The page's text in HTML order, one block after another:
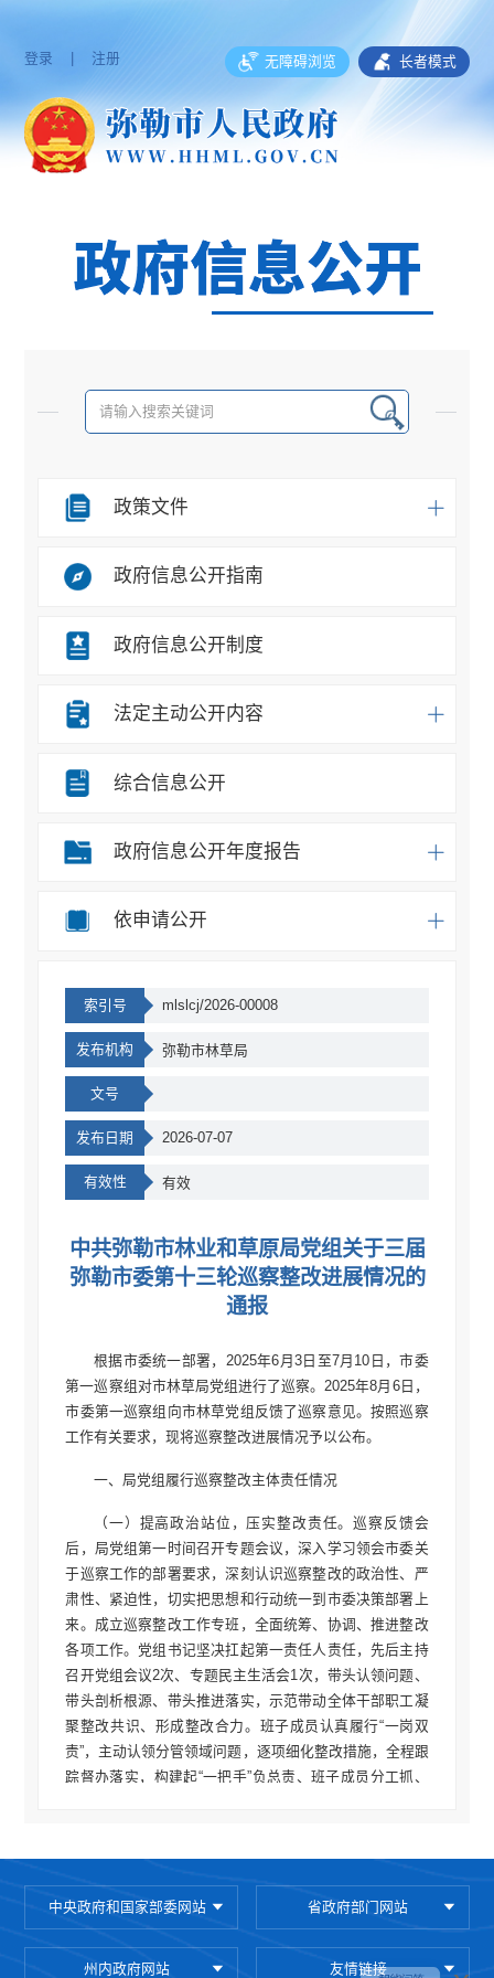
登录 | 注册 无障碍浏览 长者模式
政策文件
政府信息公开指南
政府信息公开制度
法定主动公开内容
综合信息公开
政府信息公开年度报告
依申请公开
索引号 mlslcj/2026-00008
发布机构 弥勒市林草局
文号
发布日期 2026-07-07
有效性 有效
中共弥勒市林业和草原局党组关于三届
弥勒市委第十三轮巡察整改进展情况的
通报
根据市委统一部署，2025年6月3日至7月10日，市委
第一巡察组对市林草局党组进行了巡察。2025年8月6日，
市委第一巡察组向市林草党组反馈了巡察意见。按照巡察
工作有关要求，现将巡察整改进展情况予以公布。
一、局党组履行巡察整改主体责任情况
（一）提高政治站位，压实整改责任。巡察反馈会
后，局党组第一时间召开专题会议，深入学习领会市委关
于巡察工作的部署要求，深刻认识巡察整改的政治性、严
肃性、紧迫性，切实把思想和行动统一到市委决策部署上
来。成立巡察整改工作专班，全面统筹、协调、推进整改
各项工作。党组书记坚决扛起第一责任人责任，先后主持
召开党组会议2次、专题民主生活会1次，带头认领问题、
带头剖析根源、带头推进落实，示范带动全体干部职工凝
聚整改共识、形成整改合力。班子成员认真履行“一岗双
责”，主动认领分管领域问题，逐项细化整改措施，全程跟
踪督办落实，构建起“一把手”负总责、班子成员分工抓、
标、整改措施、责任领导、责任单位和完成时限，做到一
个问题、一套方案、一名责任人、一抓到底。定期召开整
中央政府和国家部委网站 省政府部门网站
州内政府网站 友情链接